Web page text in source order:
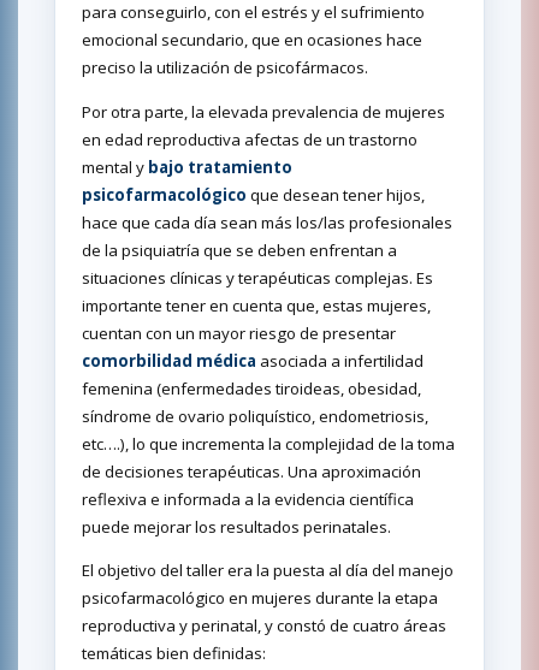
para conseguirlo, con el estrés y el sufrimiento
emocional secundario, que en ocasiones hace
preciso la utilización de psicofármacos.
Por otra parte, la elevada prevalencia de mujeres
en edad reproductiva afectas de un trastorno
mental y bajo tratamiento
psicofarmacológico que desean tener hijos,
hace que cada día sean más los/las profesionales
de la psiquiatría que se deben enfrentan a
situaciones clínicas y terapéuticas complejas. Es
importante tener en cuenta que, estas mujeres,
cuentan con un mayor riesgo de presentar
comorbilidad médica asociada a infertilidad
femenina (enfermedades tiroideas, obesidad,
síndrome de ovario poliquístico, endometriosis,
etc….), lo que incrementa la complejidad de la toma
de decisiones terapéuticas. Una aproximación
reflexiva e informada a la evidencia científica
puede mejorar los resultados perinatales.
El objetivo del taller era la puesta al día del manejo
psicofarmacológico en mujeres durante la etapa
reproductiva y perinatal, y constó de cuatro áreas
temáticas bien definidas: